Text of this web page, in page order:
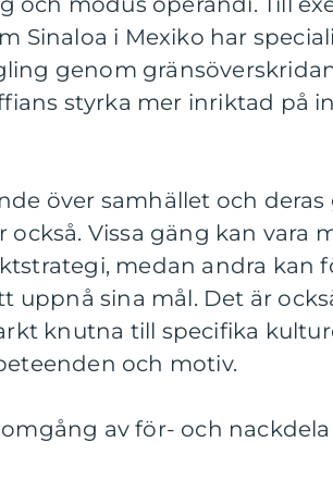
Sinaloa i Mexiko har
genom
styrka mer inriktad på
över samhället och deras
också. Vissa gäng kan vara
medan andra kan
uppnå sina mål. Det är
knutna till specifika
och motiv.
av för- och